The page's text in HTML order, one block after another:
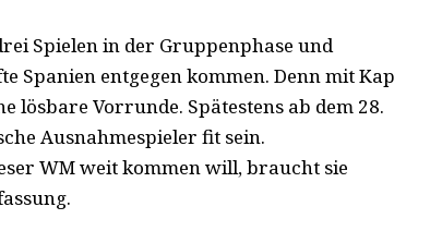
Spielen in der Gruppenphase und
Spanien entgegen kommen. Denn mit Kap
lösbare Vorrunde. Spätestens ab dem 28.
Ausnahmespieler fit sein.
WM weit kommen will, braucht sie